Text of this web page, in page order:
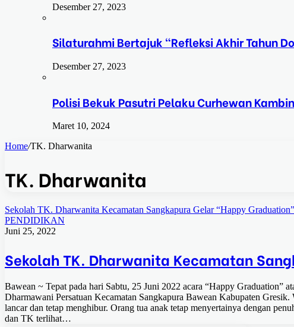
Desember 27, 2023
Silaturahmi Bertajuk “Refleksi Akhir Tahun
Desember 27, 2023
Polisi Bekuk Pasutri Pelaku Curhewan
Maret 10, 2024
Home/TK. Dharwanita
TK. Dharwanita
Sekolah TK. Dharwanita Kecamatan Sangkapura Gelar “Happy Graduation”
PENDIDIKAN
Juni 25, 2022
Sekolah TK. Dharwanita Kecamatan
Bawean ~ Tepat pada hari Sabtu, 25 Juni 2022 acara “Happy Graduation”
Dharmawani Persatuan Kecamatan Sangkapura Bawean Kabupaten
lancar dan tetap menghibur. Orang tua anak tetap menyertainya dengan
dan TK terlihat…